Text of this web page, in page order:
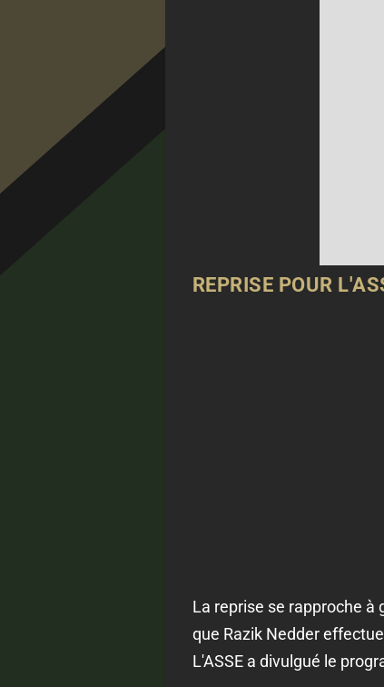
REPRISE POUR
La reprise se rapproche à
que Razik Nedder
L'ASSE a divulgué le